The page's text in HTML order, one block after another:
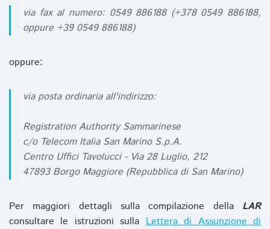
via fax al numero: 0549 886188 (+378 0549 886188,
oppure +39 0549 886188)
oppure:
via posta ordinaria all'indirizzo:
Registration Authority Sammarinese
c/o Telecom Italia San Marino S.p.A.
Centro Uffici Tavolucci - Via 28 Luglio, 212
47893 Borgo Maggiore (Repubblica di San Marino)
Per maggiori dettagli sulla compilazione della LAR
consultare le istruzioni sullaLettera di Assunzione di